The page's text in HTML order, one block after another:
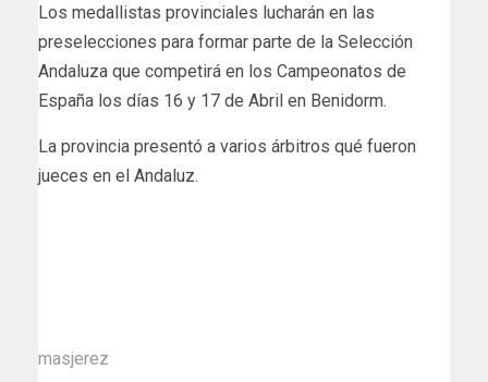
Los medallistas provinciales lucharán en las
preselecciones para formar parte de la Selección
Andaluza que competirá en los Campeonatos de
España los días 16 y 17 de Abril en Benidorm.
La provincia presentó a varios árbitros qué fueron
jueces en el Andaluz.
masjerez